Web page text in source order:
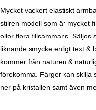
Mycket vackert elastiskt
stilren modell som är mycket
eller flera tillsammans. Säljes
liknande smycke enligt text &
kommer från naturen &
förekomma. Färger kan skilja
ner på kristallen samt även